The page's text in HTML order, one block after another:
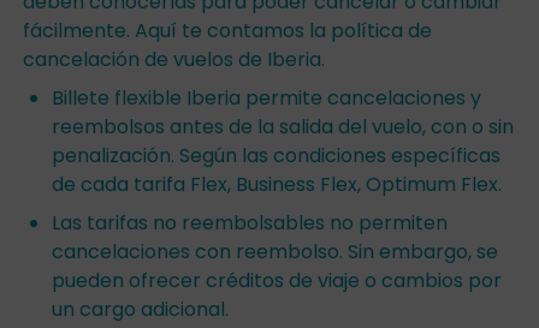
fácilmente. Aquí te contamos la política de
cancelación de vuelos de Iberia.
Billete flexible Iberia permite cancelaciones y
reembolsos antes de la salida del vuelo, con o sin
penalización. Según las condiciones específicas
de cada tarifa Flex, Business Flex, Optimum Flex.
Las tarifas no reembolsables no permiten
cancelaciones con reembolso. Sin embargo, se
pueden ofrecer créditos de viaje o cambios por
un cargo adicional.